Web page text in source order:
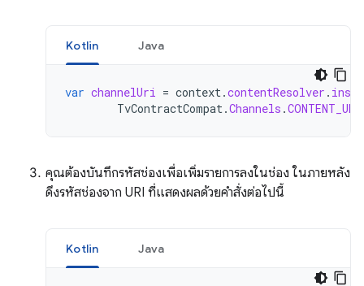
Kotlin Java
var channelUri = context .contentResolver .
TvContractCompat .Channels .CONTENT_URI
คุณต้องบันทึกรหัสช่องเพื่อเพิ่มรายการลงในช่อง ในภายหลัง
ดึงรหัสช่องจาก URI ที่แสดงผลด้วยคำสั่งต่อไปนี้
Kotlin Java